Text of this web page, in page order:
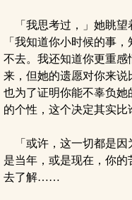
「我思考过，」她眺望
「我知道你小时候的事
不去。我还知道你更重
来，但她的遗愿对你来说
也为了证明你能不辜负
的个性，这个决定其实
「或许，这一切都是因
是当年，或是现在，你
去了解……